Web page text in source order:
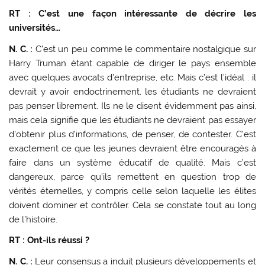
RT : C’est une façon intéressante de décrire les
universités…
N. C. : C’est un peu comme le commentaire nostalgique sur
Harry Truman étant capable de diriger le pays ensemble
avec quelques avocats d’entreprise, etc. Mais c’est l’idéal : il
devrait y avoir endoctrinement, les étudiants ne devraient
pas penser librement. Ils ne le disent évidemment pas ainsi,
mais cela signifie que les étudiants ne devraient pas essayer
d’obtenir plus d’informations, de penser, de contester. C’est
exactement ce que les jeunes devraient être encouragés à
faire dans un système éducatif de qualité. Mais c’est
dangereux, parce qu’ils remettent en question trop de
vérités éternelles, y compris celle selon laquelle les élites
doivent dominer et contrôler. Cela se constate tout au long
de l’histoire.
RT : Ont-ils réussi ?
N. C. : Leur consensus a induit plusieurs développements et